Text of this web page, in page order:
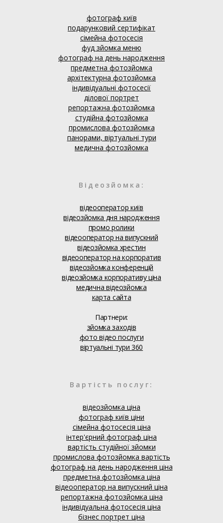
фотограф київ
подарунковий сертифікат
сімейна фотосесія
фуд зйомка меню
фотограф на день народження
предметна фотозйомка
архітектурна фотозйомка
індивідуальні фотосесії
ділової портрет
репортажна фотозйомка
студійна фотозйомка
промислова фотозйомка
панорами, віртуальні тури
медична фотозйомка
Відеозйомка:
відеооператор київ
відеозйомка дня народження
промо ролики
відеооператор на випускний
відеозйомка хрестин
відеооператор на корпоратив
відеозйомка конференцій
відеозйомка корпоративу ціна
медична відеозйомка
карта сайта
Партнери:
зйомка заходів
фото відео послуги
віртуальні тури 360
Вартість послуг:
відеозйомка ціна
фотограф київ ціни
сімейна фотосесія ціна
інтер'єрний фотограф ціна
вартість студійної зйомки
промислова фотозйомка вартість
фотограф на день народження ціна
предметна фотозйомка ціна
відеооператор на випускний ціна
репортажна фотозйомка ціна
індивідуальна фотосесія ціна
бізнес портрет ціна